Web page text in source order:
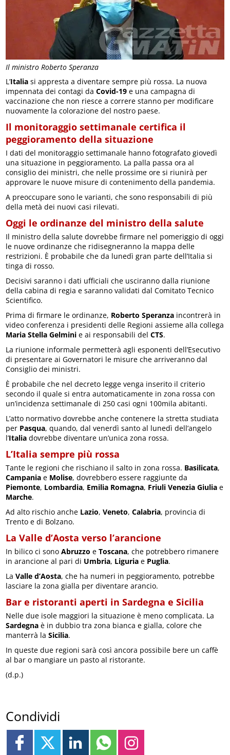
Il ministro Roberto Speranza
L’Italia si appresta a diventare sempre più rossa. La nuova
impennata dei contagi daCovid-19 e una campagna di
vaccinazione che non riesce a correre stanno per modificare
nuovamente la colorazione del nostro paese.
Il monitoraggio settimanale certifica il
peggioramento della situazione
I dati del monitoraggio settimanale hanno fotografato giovedì
una situazione in peggioramento. La palla passa ora al
consiglio dei ministri, che nelle prossime ore si riunirà per
approvare le nuove misure di contenimento della pandemia.
A preoccupare sono le varianti, che sono responsabili di più
della metà dei nuovi casi rilevati.
Oggi le ordinanze del ministro della salute
Il ministro della salute dovrebbe firmare nel pomeriggio di oggi
le nuove ordinanze che ridisegneranno la mappa delle
restrizioni. È probabile che da lunedì gran parte dell’Italia si
tinga di rosso.
Decisivi saranno i dati ufficiali che usciranno dalla riunione
della cabina di regia e saranno validati dal Comitato Tecnico
Scientifico.
Prima di firmare le ordinanze, Roberto Speranza incontrerà in
video conferenza i presidenti delle Regioni assieme alla collega
Maria Stella Gelmini e ai responsabili delCTS.
La riunione informale permetterà agli esponenti dell’Esecutivo
di presentare ai Governatori le misure che arriveranno dal
Consiglio dei ministri.
È probabile che nel decreto legge venga inserito il criterio
secondo il quale si entra automaticamente in zona rossa con
un’incidenza settimanale di 250 casi ogni 100mila abitanti.
L’atto normativo dovrebbe anche contenere la stretta studiata
per Pasqua, quando, dal venerdì santo al lunedì dell’angelo
l’Italia dovrebbe diventare un’unica zona rossa.
L’Italia sempre più rossa
Tante le regioni che rischiano il salto in zona rossa. Basilicata,
Campania e Molise, dovrebbero essere raggiunte da
Piemonte, Lombardia, Emilia Romagna, Friuli Venezia Giulia e
Marche.
Ad alto rischio anche Lazio,Veneto,Calabria, provincia di
Trento e di Bolzano.
La Valle d’Aosta verso l’arancione
In bilico ci sonoAbruzzo eToscana, che potrebbero rimanere
in arancione al pari di Umbria, Liguria e Puglia.
LaValle d’Aosta, che ha numeri in peggioramento, potrebbe
lasciare la zona gialla per diventare arancio.
Bar e ristoranti aperti in Sardegna e Sicilia
Nelle due isole maggiori la situazione è meno complicata. La
Sardegna è in dubbio tra zona bianca e gialla, colore che
manterrà laSicilia.
In queste due regioni sarà così ancora possibile bere un caffè
al bar o mangiare un pasto al ristorante.
(d.p.)
Condividi